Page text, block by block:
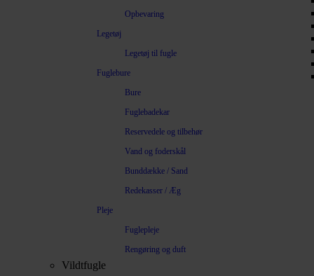
Opbevaring
Legetøj
Legetøj til fugle
Fuglebure
Bure
Fuglebadekar
Reservedele og tilbehør
Vand og foderskål
Bunddække / Sand
Redekasser / Æg
Pleje
Fuglepleje
Rengøring og duft
Vildtfugle